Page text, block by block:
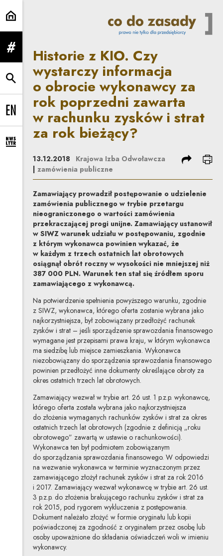
Historie z KIO. Czy wystarczy
rozwiń menu
rozwiń wyszukiwarkę
Change language to EN
rozwiń formularz zapisu na newsletter
Historie z KIO. Czy
wystarczy informacja
o obrocie wykonawcy za
rok poprzedni zawarta
w rachunku zysków i strat
za rok bieżący?
13.12.2018
Krajowa Izba Odwoławcza
zamówienia publiczne
podziel się
Zamawiający prowadził postępowanie o udzielenie
zamówienia publicznego w trybie przetargu
nieograniczonego o wartości zamówienia
przekraczającej progi unijne. Zamawiający ustanowił
w SIWZ warunek udziału w postępowaniu, zgodnie
z którym wykonawca powinien wykazać, że
w każdym z trzech ostatnich lat obrotowych
osiągnął obrót roczny w wysokości nie mniejszej niż
387 000 PLN. Warunek ten stał się źródłem sporu
zamawiającego z wykonawcą.
Na potwierdzenie spełnienia powyższego warunku, zgodnie
z SIWZ, wykonawca, którego oferta zostanie wybrana jako
najkorzystniejsza, był zobowiązany przedłożyć rachunek
zysków i strat – jeśli sporządzenie sprawozdania finansowego
wymagane jest przepisami prawa kraju, w którym wykonawca
ma siedzibę lub miejsce zamieszkania. Wykonawca
niezobowiązany do sporządzenia sprawozdania finansowego
powinien przedłożyć inne dokumenty określające obroty za
okres ostatnich trzech lat obrotowych.
Zamawiający wezwał w trybie art. 26 ust. 1 p.z.p. wykonawcę,
którego oferta została wybrana jako najkorzystniejsza
do złożenia wymaganych rachunków zysków i strat za okres
ostatnich trzech lat obrotowych (zgodnie z definicją „roku
obrotowego” zawartą w ustawie o rachunkowości).
Wykonawca ten był podmiotem zobowiązanym
do sporządzania sprawozdania finansowego. W odpowiedzi
na wezwanie wykonawca w terminie wyznaczonym przez
zamawiającego złożył rachunek zysków i strat za rok 2016
i 2017. Zamawiający wezwał wykonawcę w trybie art. 26 ust.
3 p.z.p. do złożenia brakującego rachunku zysków i strat za
rok 2015, pod rygorem wykluczenia z postępowania.
Dokument należało złożyć w formie oryginału lub kopii
poświadczonej za zgodność z oryginałem przez osobę lub
osoby upoważnione do składania oświadczeń woli w imieniu
wykonawcy.